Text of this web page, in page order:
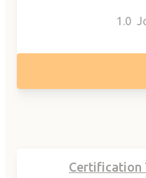
1.0
Certification